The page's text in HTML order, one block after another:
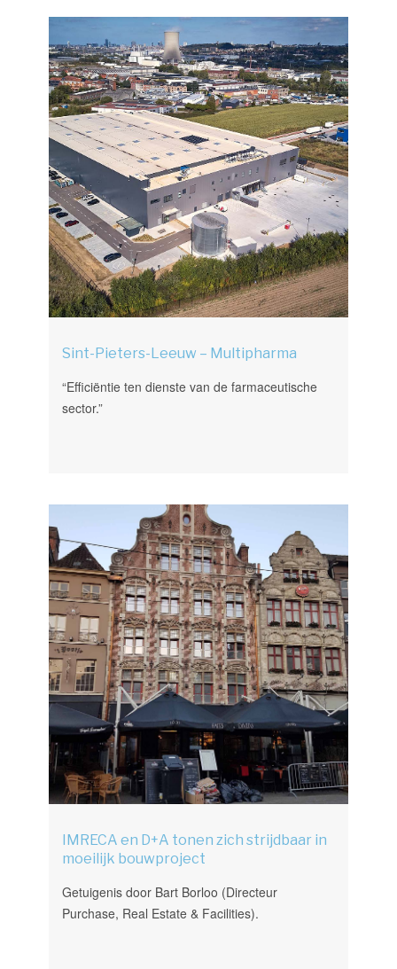
Sint-Pieters-Leeuw – Multipharma
“Efficiëntie ten dienste van de farmaceutische
sector.”
IMRECA en D+A tonen zich strijdbaar in
moeilijk bouwproject
Getuigenis door Bart Borloo (Directeur
Purchase, Real Estate & Facilities).